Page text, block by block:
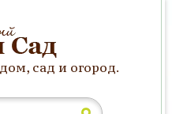
сад и огород.